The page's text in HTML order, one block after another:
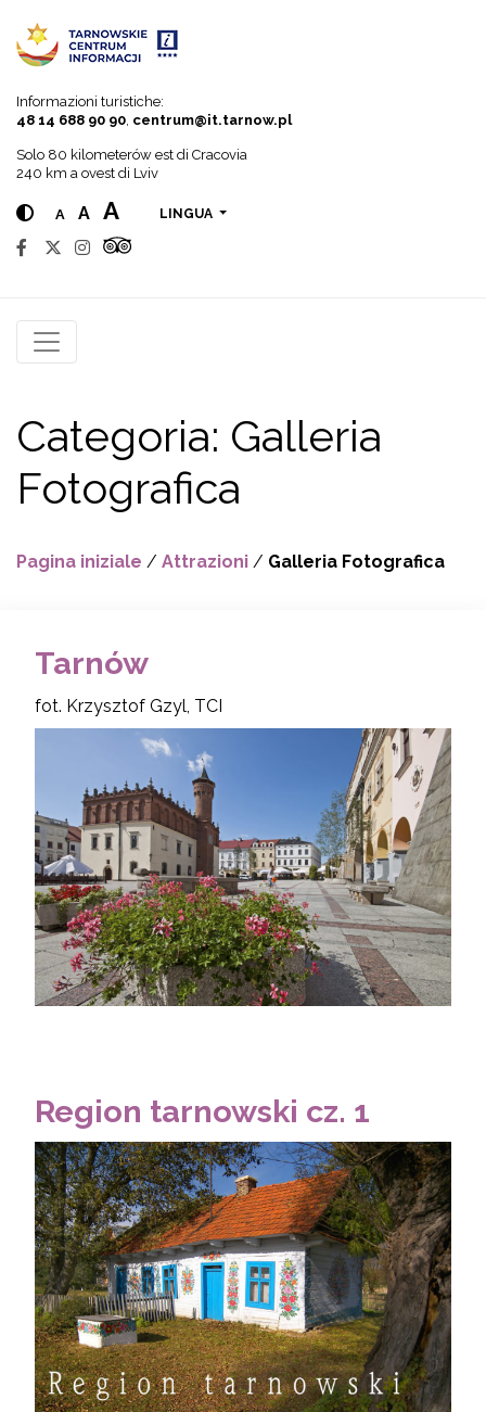
Informazioni turistiche:
48 14 688 90 90 centrum@it.tarnow.pl
Solo 80 kilometerów est di Cracovia
240 km a ovest di Lviv
A A A LINGUA
Categoria: Galleria
Fotografica
Pagina iniziale / Attrazioni / Galleria Fotografica
Tarnów
fot. Krzysztof Gzyl, TCI
Region tarnowski cz. 1